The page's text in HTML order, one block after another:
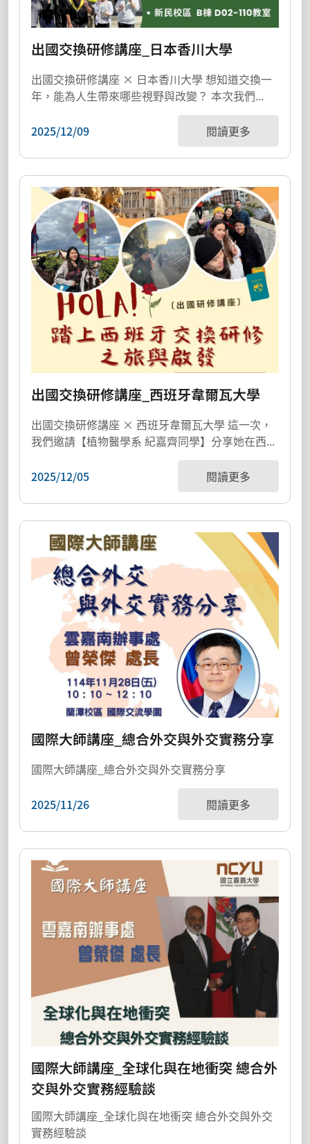
出國交換研修講座_日本香川大學
出國交換研修講座 × 日本香川大學 想知道交換一
年，能為人生帶來哪些視野與改變？ 本次我們...
2025/12/09 閱讀更多
出國交換研修講座_西班牙韋爾瓦大學
出國交換研修講座 × 西班牙韋爾瓦大學 這一次，
我們邀請【植物醫學系 紀嘉齊同學】分享她在西...
2025/12/05 閱讀更多
國際大師講座_總合外交與外交實務分享
國際大師講座_總合外交與外交實務分享
2025/11/26 閱讀更多
國際大師講座_全球化與在地衝突 總合外
交與外交實務經驗談
國際大師講座_全球化與在地衝突 總合外交與外交
實務經驗談